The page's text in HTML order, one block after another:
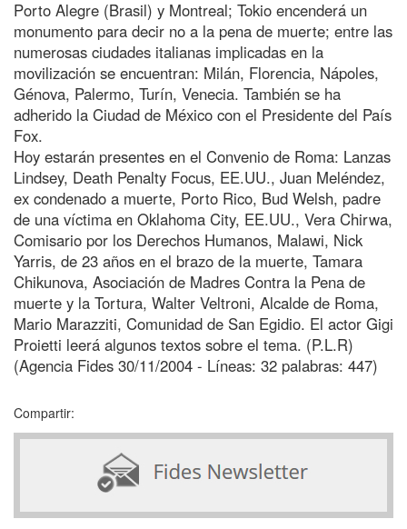
Porto Alegre (Brasil) y Montreal; Tokio encenderá un
monumento para decir no a la pena de muerte; entre las
numerosas ciudades italianas implicadas en la
movilización se encuentran: Milán, Florencia, Nápoles,
Génova, Palermo, Turín, Venecia. También se ha
adherido la Ciudad de México con el Presidente del País
Fox.
Hoy estarán presentes en el Convenio de Roma: Lanzas
Lindsey, Death Penalty Focus, EE.UU., Juan Meléndez,
ex condenado a muerte, Porto Rico, Bud Welsh, padre
de una víctima en Oklahoma City, EE.UU., Vera Chirwa,
Comisario por los Derechos Humanos, Malawi, Nick
Yarris, de 23 años en el brazo de la muerte, Tamara
Chikunova, Asociación de Madres Contra la Pena de
muerte y la Tortura, Walter Veltroni, Alcalde de Roma,
Mario Marazziti, Comunidad de San Egidio. El actor Gigi
Proietti leerá algunos textos sobre el tema. (P.L.R)
(Agencia Fides 30/11/2004 - Líneas: 32 palabras: 447)
Compartir: